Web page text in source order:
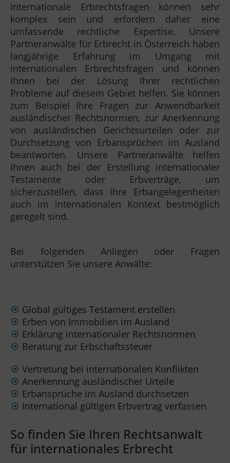
Internationale Erbrechtsfragen können sehr
komplex sein und erfordern daher eine
umfassende rechtliche Expertise. Unsere
Partneranwälte für Erbrecht in Österreich haben
langjährige Erfahrung im Umgang mit
internationalen Erbrechtsfragen und können
Ihnen bei der Lösung Ihrer rechtlichen
Probleme auf diesem Gebiet helfen. Sie können
zum Beispiel Ihre Fragen zur Anwendbarkeit
ausländischer Rechtsnormen, zur Anerkennung
von ausländischen Gerichtsurteilen oder zur
Durchsetzung von Erbansprüchen im Ausland
beantworten. Unsere Partneranwälte helfen
Ihnen auch bei der Erstellung internationaler
Testamente oder Erbverträge, um
sicherzustellen, dass Ihre Erbangelegenheiten
auch im internationalen Kontext bestmöglich
geregelt sind.
Bei folgenden Anliegen oder Fragen
unterstützen Sie unsere Anwälte:
Global gültiges Testament erstellen
Erben von Immobilien im Ausland
Erklärung internationaler Rechtsnormen
Beratung zur Erbschaftssteuer
Vertretung bei internationalen Konflikten
Anerkennung ausländischer Urteile
Erbansprüche im Ausland durchsetzen
International gültigen Erbvertrag verfassen
So finden Sie Ihren Rechtsanwalt
für internationales Erbrecht